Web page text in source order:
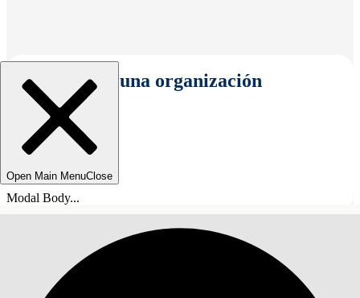
Seleccionar una organización
Open Main MenuClose
Modal Body...